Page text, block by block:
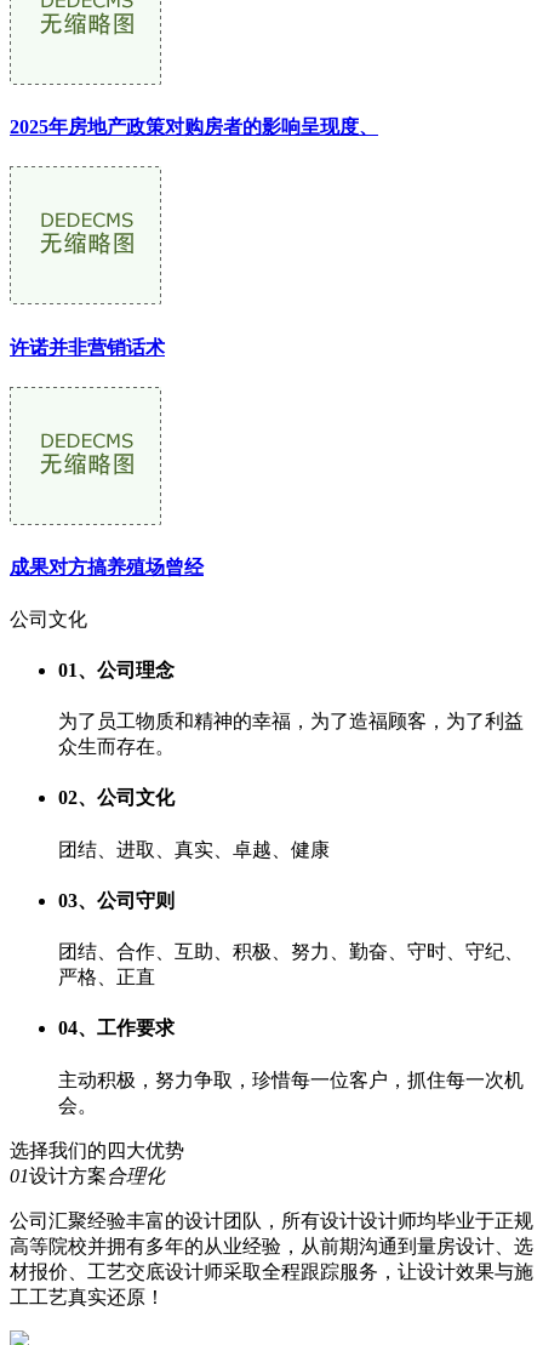
2025年房地产政策对购房者的影响呈现度、
许诺并非营销话术
成果对方搞养殖场曾经
公司 文化
01、公司理念
为了员工物质和精神的幸福，为了造福顾客，为了利益
众生而存在。
02、公司文化
团结、进取、真实、卓越、健康
03、公司守则
团结、合作、互助、积极、努力、勤奋、守时、守纪、
严格、正直
04、工作要求
主动积极，努力争取，珍惜每一位客户，抓住每一次机
会。
选择我们的四大优势
01设计方案合理化
公司汇聚经验丰富的设计团队，所有设计设计师均毕业于正规
高等院校并拥有多年的从业经验，从前期沟通到量房设计、选
材报价、工艺交底设计师采取全程跟踪服务，让设计效果与施
工工艺真实还原！